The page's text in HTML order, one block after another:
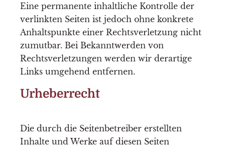
Eine permanente inhaltliche Kontrolle der
verlinkten Seiten ist jedoch ohne konkrete
Anhaltspunkte einer Rechtsverletzung nicht
zumutbar. Bei Bekanntwerden von
Rechtsverletzungen werden wir derartige
Links umgehend entfernen.
Urheberrecht
Die durch die Seitenbetreiber erstellten
Inhalte und Werke auf diesen Seiten